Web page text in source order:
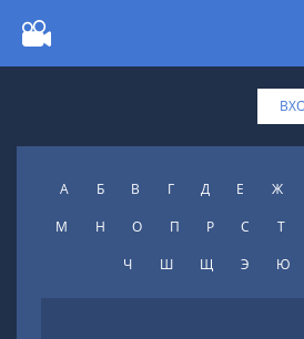
А Б В Г Д Е Ж
М
Н О П Р С Т
Ч
Ш Щ Э Ю